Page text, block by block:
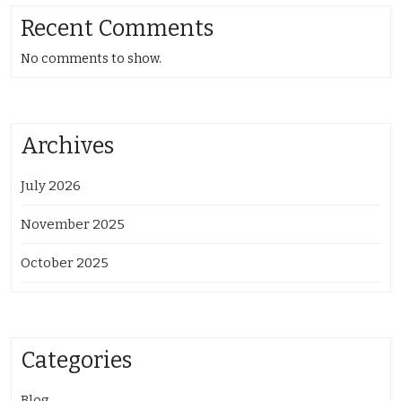
Recent Comments
No comments to show.
Archives
July 2026
November 2025
October 2025
Categories